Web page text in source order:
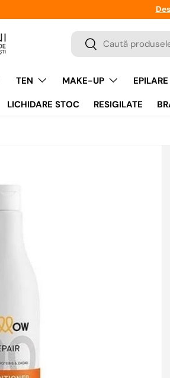
Cauta
Cauta
TEN MAKE-UP EPILARE
LICHIDARE STOC RESIGILATE